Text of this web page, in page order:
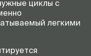
циклы с
легкими